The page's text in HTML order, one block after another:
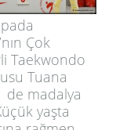
Çok
Taekwondo
Tuana
de madalya
yaşta